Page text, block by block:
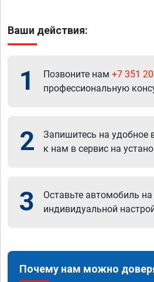
Ваши действия:
1 Позвоните нам +7 351
профессиональную
2
Запишитесь на удобное
к нам в сервис на
3
Оставьте автомобиль
индивидуальной
Почему нам можно